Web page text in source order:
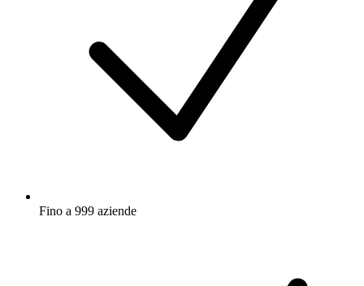
Fino a 999 aziende